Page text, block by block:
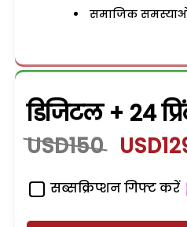
समाजिक
डिजिटल + 24
USD150
सब्सक्रिप्शन गिफ्ट करें